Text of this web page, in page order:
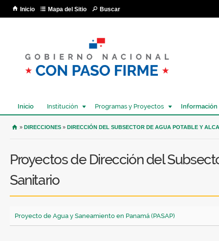
Inicio Mapa del Sitio Buscar
Inicio Institución Programas y Proyectos Información
USTED SE ENCUENTRA AQUÍ
» DIRECCIONES » DIRECCIÓN DEL SUBSECTOR DE AGUA POTABLE Y
Proyectos de Dirección del
Sanitario
Proyecto de Agua y Saneamiento en Panamá (PASAP)